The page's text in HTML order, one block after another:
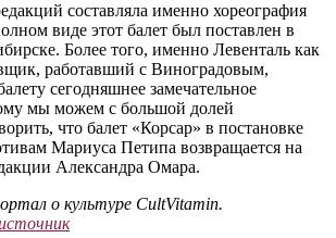
составляла именно хореография
виде этот балет был поставлен в
Более того, именно Левенталь как
работавший с Виноградовым,
сегодняшнее замечательное
мы можем с большой долей
что балет «Корсар» в постановке
Мариуса Петипа возвращается на
Александра Омара.
о культуре CultVitamin.